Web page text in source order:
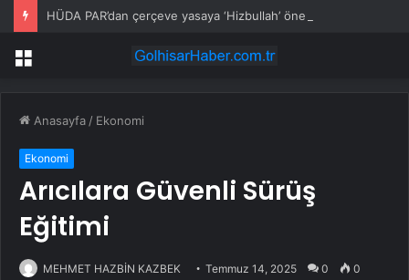
HÜDA PAR’dan çerçeve yasaya ‘Hizbullah’ önerisi
Menü
Anasayfa / Ekonomi
Ekonomi
Arıcılara Güvenli Sürüş
Eğitimi
MEHMET HAZBİN KAZBEK Temmuz 14, 2025 0 0